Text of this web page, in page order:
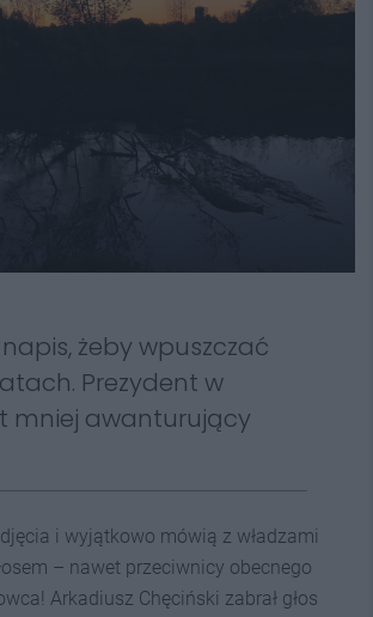
żeby wpuszczać
Prezydent w
mniej awanturujący
i wyjątkowo mówią z władzami
– nawet przeciwnicy obecnego
Arkadiusz Chęciński zabrał głos